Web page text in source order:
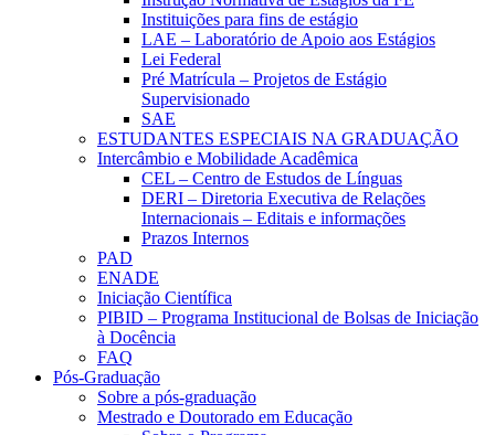
Instituições para fins de estágio
LAE – Laboratório de Apoio aos Estágios
Lei Federal
Pré Matrícula – Projetos de Estágio
Supervisionado
SAE
ESTUDANTES ESPECIAIS NA GRADUAÇÃO
Intercâmbio e Mobilidade Acadêmica
CEL – Centro de Estudos de Línguas
DERI – Diretoria Executiva de Relações
Internacionais – Editais e informações
Prazos Internos
PAD
ENADE
Iniciação Científica
PIBID – Programa Institucional de Bolsas de Iniciação
à Docência
FAQ
Pós-Graduação
Sobre a pós-graduação
Mestrado e Doutorado em Educação